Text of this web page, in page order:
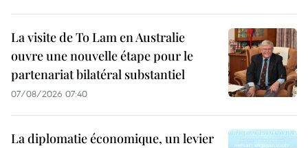
La visite de To Lam en Australie
ouvre une nouvelle étape pour le
partenariat bilatéral substantiel
07/08/2026 07:40
La diplomatie économique, un levier